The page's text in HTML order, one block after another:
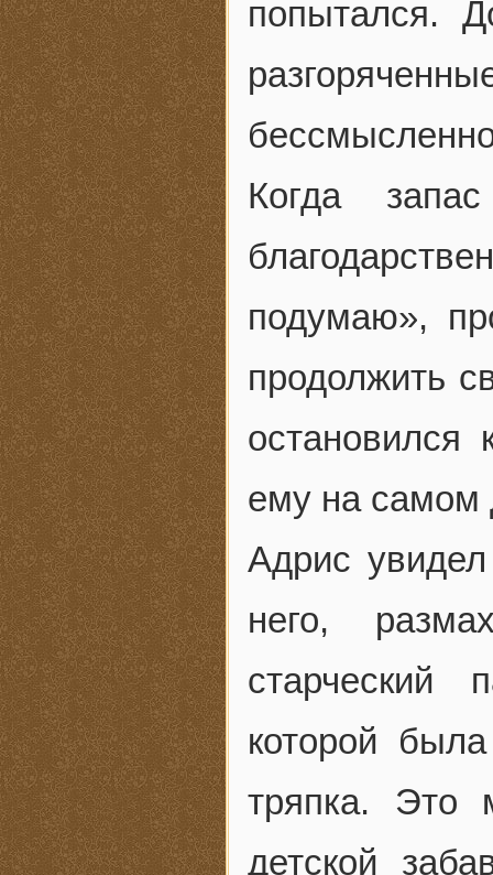
попытался.
Когда
подумаю»,
продолжить
остановился
ему на самом
Адрис
него,
старческий
которой
тряпка. Это
детской